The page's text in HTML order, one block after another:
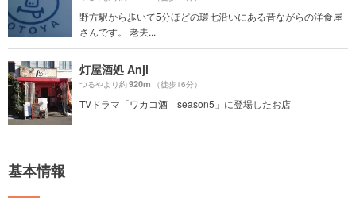
野方駅から歩いて5分ほどの環七沿いにある昔ながらの洋食屋
さんです。 老夫...
灯屋酒処 Anji
つるやより約920m （徒歩16分）
TVドラマ「ワカコ酒 season5」に登場したお店
基本情報